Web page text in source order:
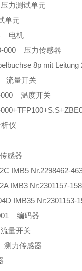
力测试单元
单元
电机
000 压力传感器
8p mit
流量开关
000 温度开关
仪
感器
IMB5 Nr.2298462-
IMB3 Nr:2301157-
IMB35
编码器
量开关
力传感器